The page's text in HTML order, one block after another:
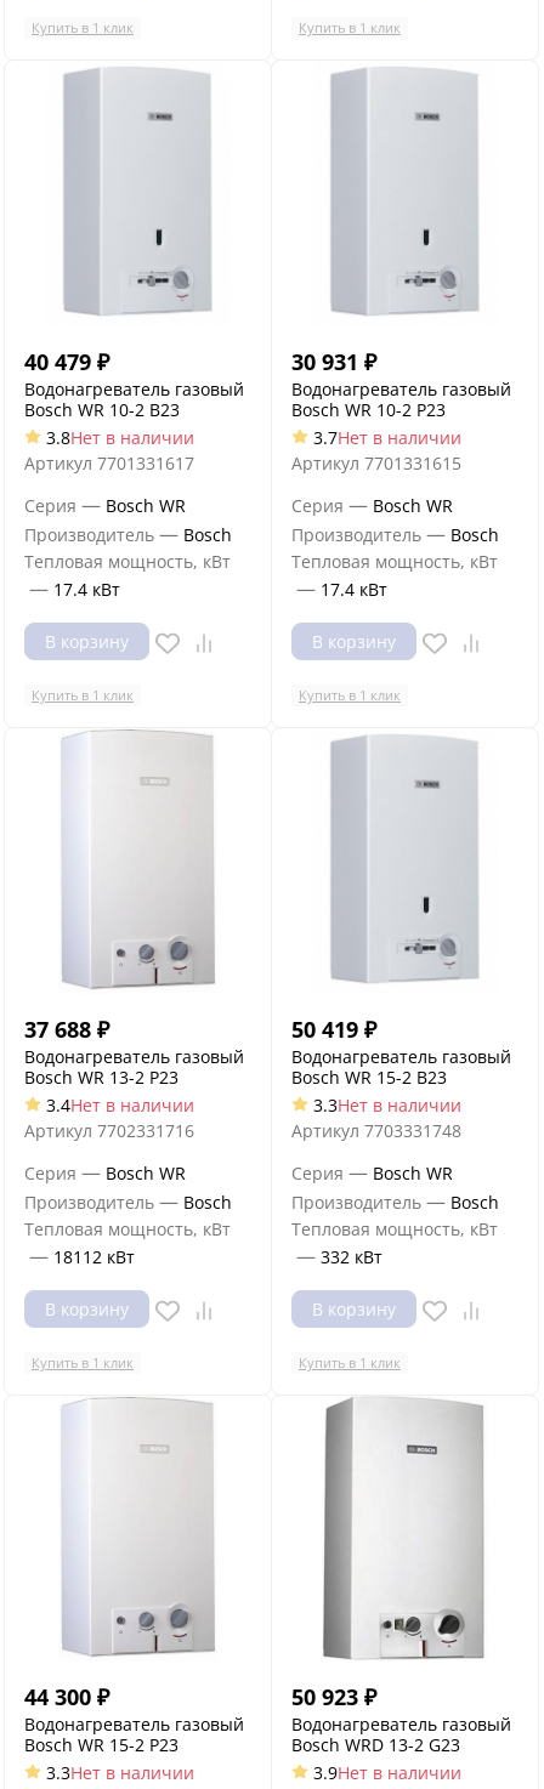
Купить в 1 клик Купить в 1 клик
40 479 ₽
Водонагреватель газовый
Bosch WR 10-2 B23
3.8Нет в наличии
Артикул 7701331617
Серия — Bosch WR
Производитель — Bosch
Тепловая мощность, кВт
— 17.4 кВт
В корзину
Купить в 1 клик
30 931 ₽
Водонагреватель газовый
Bosch WR 10-2 P23
3.7Нет в наличии
Артикул 7701331615
Серия — Bosch WR
Производитель — Bosch
Тепловая мощность, кВт
— 17.4 кВт
В корзину
Купить в 1 клик
37 688 ₽
Водонагреватель газовый
Bosch WR 13-2 P23
3.4Нет в наличии
Артикул 7702331716
Серия — Bosch WR
Производитель — Bosch
Тепловая мощность, кВт
— 18112 кВт
В корзину
Купить в 1 клик
50 419 ₽
Водонагреватель газовый
Bosch WR 15-2 B23
3.3Нет в наличии
Артикул 7703331748
Серия — Bosch WR
Производитель — Bosch
Тепловая мощность, кВт
— 332 кВт
В корзину
Купить в 1 клик
44 300 ₽
Водонагреватель газовый
Bosch WR 15-2 P23
3.3Нет в наличии
50 923 ₽
Водонагреватель газовый
Bosch WRD 13-2 G23
3.9Нет в наличии